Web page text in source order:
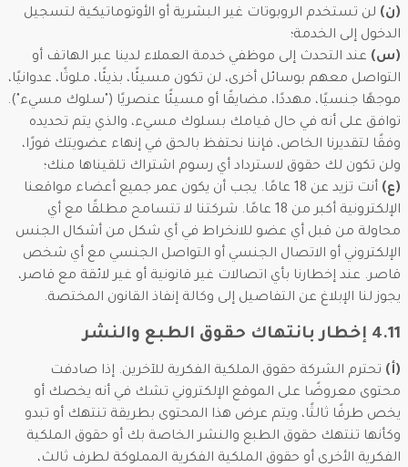
(ن) لن تستخدم الروبوتات غير البشرية أو الأوتوماتيكية لتسجيل
الدخول إلى الخدمة؛
(س) عند التحدث إلى موظفي خدمة العملاء لدينا عبر الهاتف أو
التواصل معهم بوسائل أخرى، لن تكون مسيئًا، بذيئًا، ملوثًا، عدوانيًا،
موجهًا جنسيًا، مهددًا، مضايقًا أو مسيئًا عنصريًا ("سلوك مسيء").
توافق على أنه في حال قيامك بسلوك مسيء، والذي يتم تحديده
وفقًا لتقديرنا الخاص، فإننا نحتفظ بالحق في إنهاء عضويتك فورًا،
ولن تكون لك حقوق لاسترداد أي رسوم اشتراك تلقيناها منك؛
(ع)
أنت تزيد عن 18 عامًا. يجب أن يكون عمر جميع أعضاء مواقعنا
الإلكترونية أكبر من 18 عامًا. شركتنا لا تتسامح مطلقًا مع أي
محاولة من قبل أي عضو للانخراط في أي شكل من أشكال الجنس
الإلكتروني أو الاتصال الجنسي أو التواصل الجنسي مع أي شخص
قاصر. عند إخطارنا بأي اتصالات غير قانونية أو غير لائقة مع قاصر،
يجوز لنا الإبلاغ عن التفاصيل إلى وكالة إنفاذ القانون المختصة.
4.11 إخطار بانتهاك حقوق الطبع والنشر
(أ) تحترم الشركة حقوق الملكية الفكرية للآخرين. إذا صادفت
محتوى معروضًا على الموقع الإلكتروني تشك في أنه يخصك أو
يخص طرفًا ثالثًا، ويتم عرض هذا المحتوى بطريقة تنتهك أو تبدو
وكأنها تنتهك حقوق الطبع والنشر الخاصة بك أو حقوق الملكية
الفكرية الأخرى أو حقوق الملكية الفكرية المملوكة لطرف ثالث،